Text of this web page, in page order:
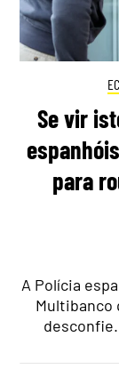
Se vir
para
A Polícia
Multibanco